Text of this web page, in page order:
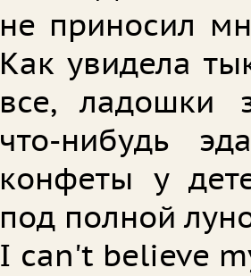
не приносил
Как увидела
все, ладошки
что-нибудь
конфеты у
под полной
I can't believe